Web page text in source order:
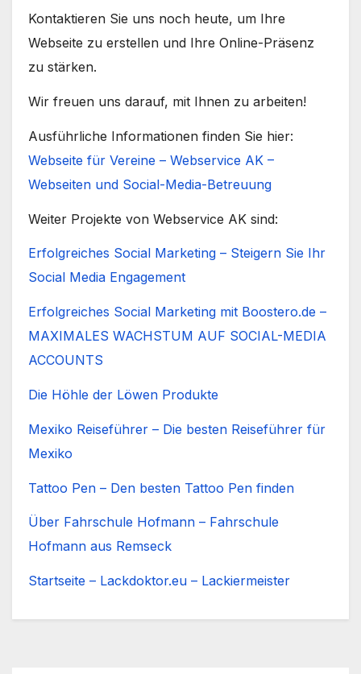
Kontaktieren Sie uns noch heute, um Ihre
Webseite zu erstellen und Ihre Online-Präsenz
zu stärken.
Wir freuen uns darauf, mit Ihnen zu arbeiten!
Ausführliche Informationen finden Sie hier:
Webseite für Vereine – Webservice AK –
Webseiten und Social-Media-Betreuung
Weiter Projekte von Webservice AK sind:
Erfolgreiches Social Marketing – Steigern Sie Ihr
Social Media Engagement
Erfolgreiches Social Marketing mit Boostero.de –
MAXIMALES WACHSTUM AUF SOCIAL-MEDIA
ACCOUNTS
Die Höhle der Löwen Produkte
Mexiko Reiseführer – Die besten Reiseführer für
Mexiko
Tattoo Pen – Den besten Tattoo Pen finden
Über Fahrschule Hofmann – Fahrschule
Hofmann aus Remseck
Startseite – Lackdoktor.eu – Lackiermeister